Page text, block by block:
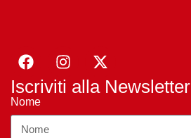
Iscriviti alla Newsletter
Nome